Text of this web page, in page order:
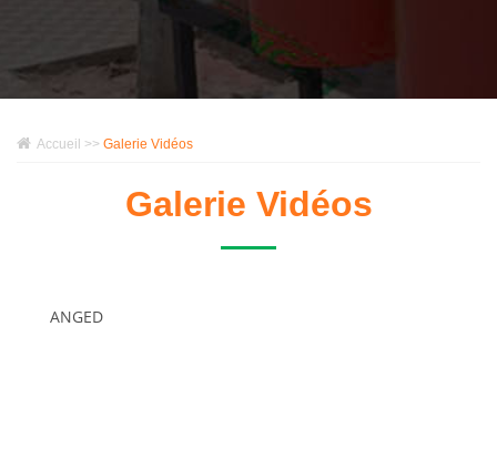
Accueil >> Galerie Vidéos
Galerie Vidéos
ANGED